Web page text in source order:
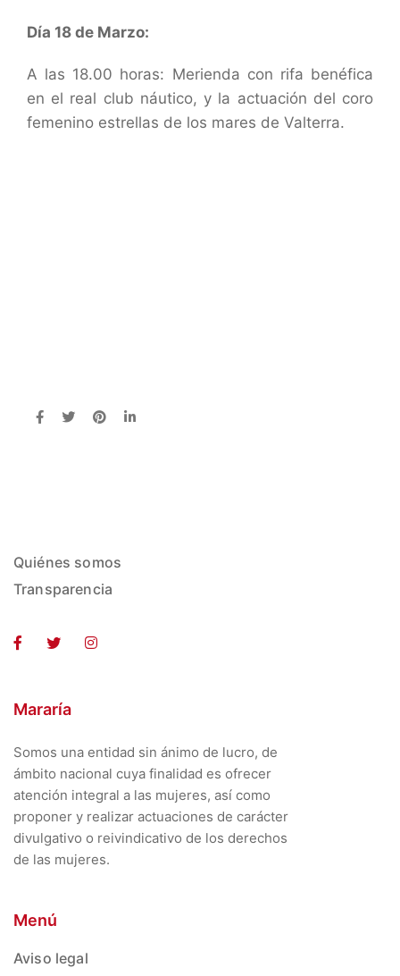
Día 18 de Marzo:
A las 18.00 horas: Merienda con rifa benéfica
en el real club náutico, y la actuación del coro
femenino estrellas de los mares de Valterra.
Quiénes somos
Transparencia
Mararía
Somos una entidad sin ánimo de lucro, de
ámbito nacional cuya finalidad es ofrecer
atención integral a las mujeres, así como
proponer y realizar actuaciones de carácter
divulgativo o reivindicativo de los derechos
de las mujeres.
Menú
Aviso legal